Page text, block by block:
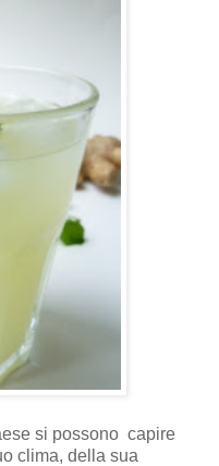
si possono capire
clima, della sua